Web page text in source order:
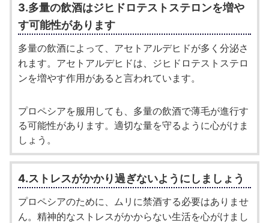
3.多量の飲酒はジヒドロテストステロンを増や
す可能性があります
多量の飲酒によって、アセトアルデヒドが多く分泌さ
れます。アセトアルデヒドは、ジヒドロテストステロ
ンを増やす作用があると言われています。
プロペシアを服用しても、多量の飲酒で薄毛が進行す
る可能性があります。適切な量を守るように心がけま
しょう。
4.ストレスがかかり過ぎないようにしましょう
プロペシアのために、ムリに禁酒する必要はありませ
ん。精神的なストレスがかからない生活を心がけまし